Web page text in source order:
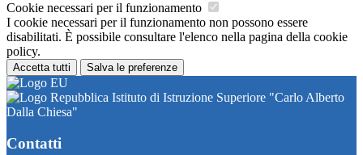
Cookie necessari per il funzionamento
I cookie necessari per il funzionamento non possono essere
disabilitati. È possibile consultare l'elenco nella pagina della cookie
policy.
Accetta tutti Salva le preferenze
Istituto di Istruzione Superiore "Carlo Alberto
Dalla Chiesa"
Contatti